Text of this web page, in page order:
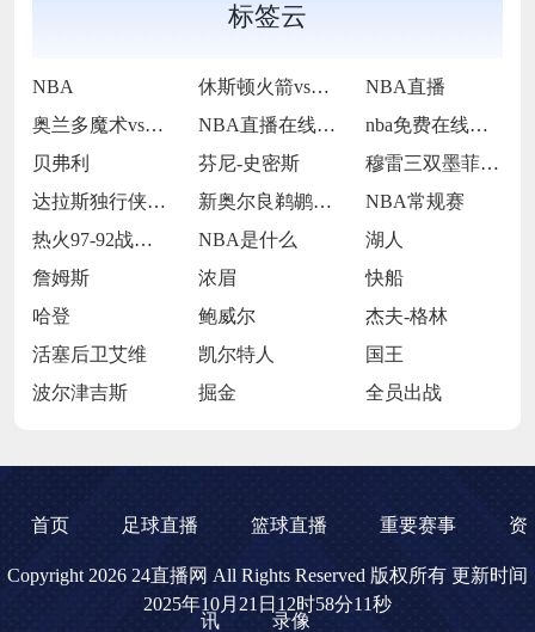
标签云
NBA 休斯顿火箭vs波士顿凯尔特人
NBA直播
奥兰多魔术vs多伦多猛龙
NBA直播在线观看
nba免费在线高清直播
贝弗利
芬尼-史密斯
穆雷三双墨菲22分伤退 鹈鹕双杀奇才
达拉斯独行侠队球星凯里·欧文
新奥尔良鹈鹕前锋锡安·威廉姆森
NBA常规赛
热火97-92战胜爵士
NBA是什么
湖人
詹姆斯
浓眉
快船
哈登
鲍威尔
杰夫-格林
活塞后卫艾维
凯尔特人
国王
波尔津吉斯
掘金 全员出战
首页 足球直播 篮球直播 重要赛事 资
讯 录像
Copyright 2026 24直播网 All Rights Reserved 版权所有 更新时间
2025年10月21日12时58分11秒